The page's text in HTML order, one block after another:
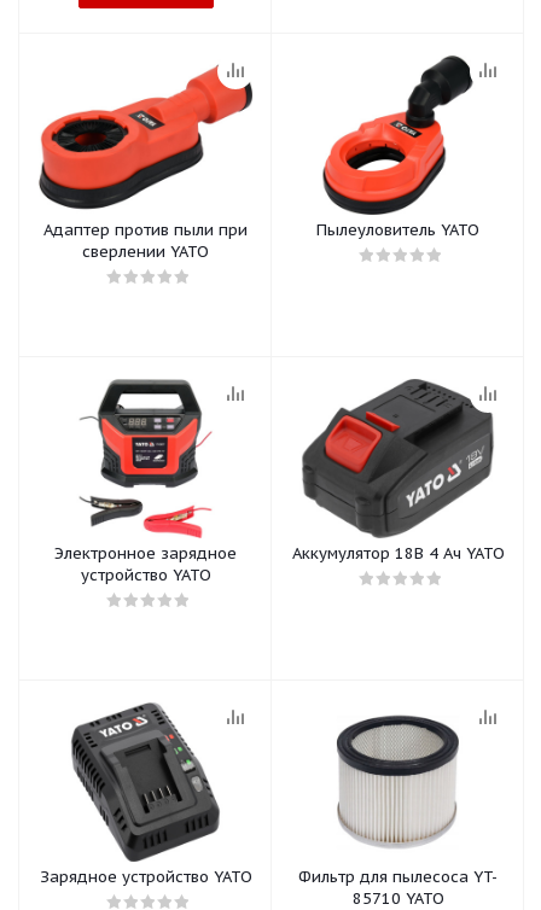
Адаптер против пыли при
сверлении YATO
Пылеуловитель YATO
Электронное зарядное
устройство YATO
Аккумулятор 18В 4 Ач YATO
Зарядное устройство YATO
Фильтр для пылесоса YT-
85710 YATO